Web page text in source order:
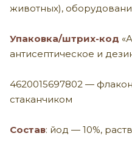
животных),
Упаковка/штрих-код
антисептическое и
4620015697802 —
стаканчиком
Состав: йод — 10%,